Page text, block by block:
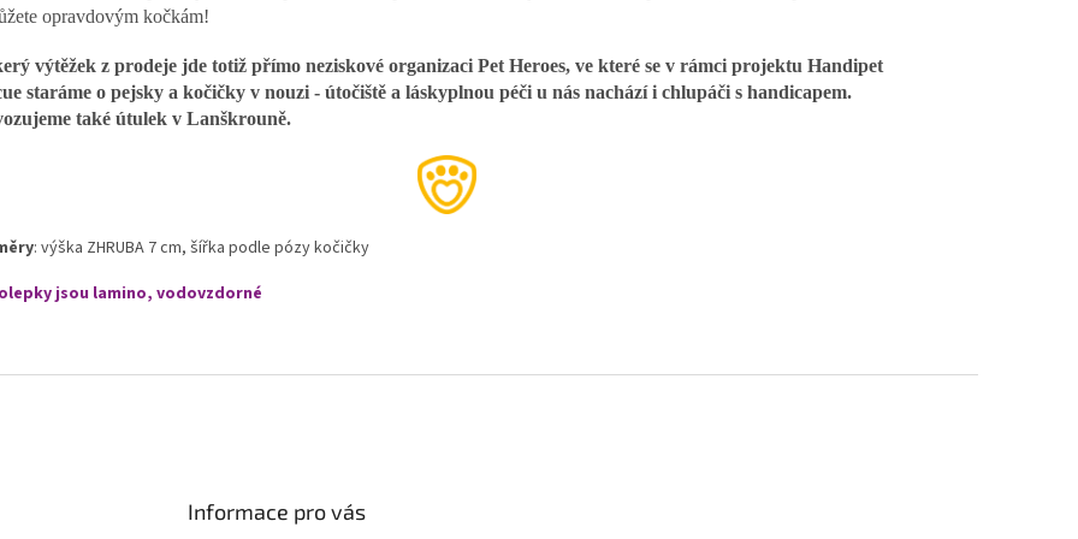
opravdovým kočkám!
výtěžek z prodeje jde totiž přímo neziskové organizaci Pet Heroes, ve které se v rámci projektu Handipet
staráme o pejsky a kočičky v nouzi - útočiště a láskyplnou péči u nás nachází i chlupáči s handicapem.
také útulek v Lanškrouně.
: výška ZHRUBA 7 cm, šířka podle pózy kočičky
jsou lamino, vodovzdorné
Informace pro vás